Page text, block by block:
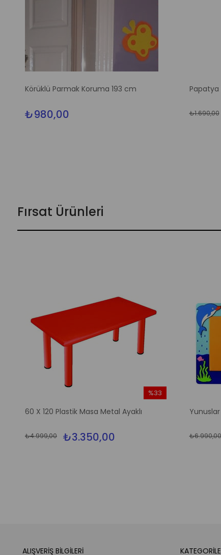
Körüklü Parmak Koruma 193 cm
₺980,00
Papatya
₺1.690,00
Fırsat Ürünleri
60 X 120 Plastik Masa Metal Ayaklı
₺3.350,00
₺4.999,00
%33
₺6.990,00
ALIŞVERİŞ BİLGİLERİ